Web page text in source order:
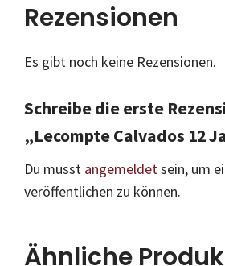
Rezensionen
Es gibt noch keine Rezensionen.
Schreibe die erste
„Lecompte Calvados 12
Du musst angemeldetsein, um
veröffentlichen zu können.
Ähnliche